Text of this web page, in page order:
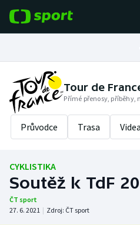
Fotbal
Hokej
Tenis
Cyklistika
DALŠÍ SPORTY
Tour de
Přímé přenosy, příběhy,
Průvodce Trasa Videa
CYKLISTIKA
Soutěž k TdF
ČT sport
27. 6. 2021 | Zdroj: ČT sport